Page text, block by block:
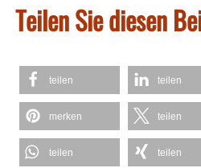
Teilen Sie diesen
teilen teilen
merken teilen
teilen teilen